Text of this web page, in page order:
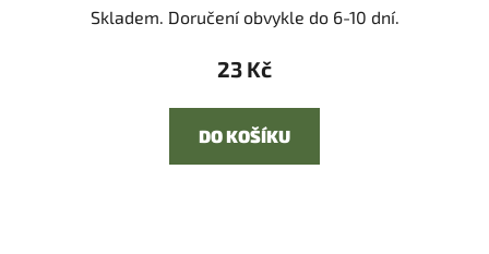
Skladem. Doručení obvykle do 6-10 dní.
23 Kč
DO KOŠÍKU